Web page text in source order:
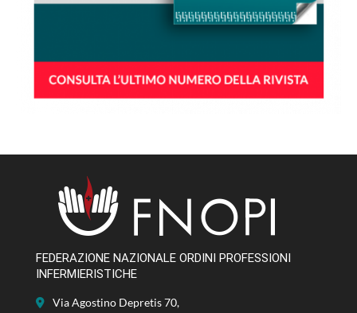
FEDERAZIONE NAZIONALE ORDINI PROFESSIONI
INFERMIERISTICHE
Via Agostino Depretis 70,